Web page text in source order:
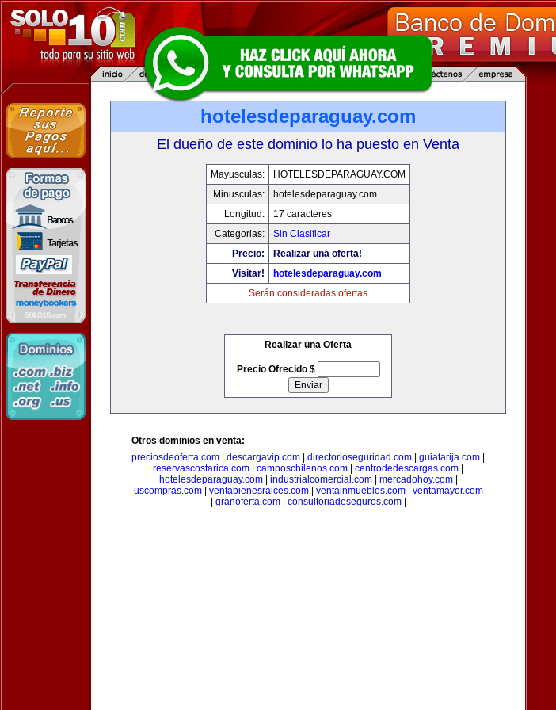
hotelesdeparaguay.com
El dueño de este dominio lo ha puesto en Venta
Mayusculas:
HOTELESDEPARAGUAY.COM
Minusculas:
hotelesdeparaguay.com
Longitud:
17 caracteres
Categorias:
Sin Clasificar
Precio:
Realizar una oferta!
Visitar!
hotelesdeparaguay.com
Serán consideradas ofertas
Realizar una Oferta
Precio Ofrecido $
Otros dominios en venta:
preciosdeoferta.com
descargavip.com directorioseguridad.com guiatarija.com
reservascostarica.com
camposchilenos.com centrodedescargas.com
hotelesdeparaguay.com| industrialcomercial.com| mercadohoy.com|
uscompras.com| ventabienesraices.com| ventainmuebles.com| ventamayor.com
granoferta.com| consultoriadeseguros.com|